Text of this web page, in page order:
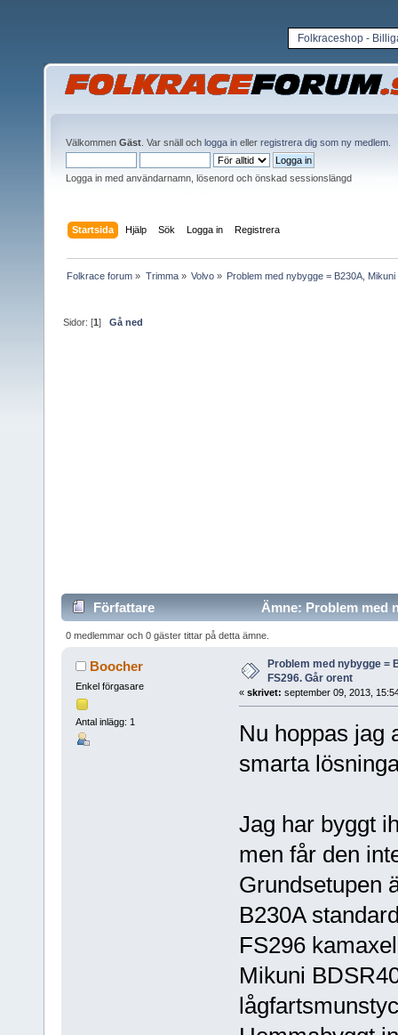
Folkraceshop -
Välkommen Gäst . Var snäll och logga in eller registrera dig som ny medlem
Logga in med användarnamn, lösenord och önskad sessionslängd
Startsida Hjälp Sök Logga in Registrera
Folkrace forum » Trimma» Volvo» Problem med nybygge = B230A,
Sidor: [1]Gå ned
Författare
Ämne: Problem med
gånger)
0 medlemmar och 0 gäster tittar på detta ämne.
Boocher
Enkel förgasare
Antal inlägg: 1
Problem med nybygge =
FS296. Går orent
« skrivet: september 09, 2013,
Nu hoppas jag
smarta
Jag har byggt
men får den
Grundsetupen
B230A
FS296
Mikuni